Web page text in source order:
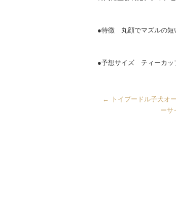
●特徴 丸顔でマズルの短
●予想サイズ ティーカッ
←
トイプードル子犬オ
ーサ